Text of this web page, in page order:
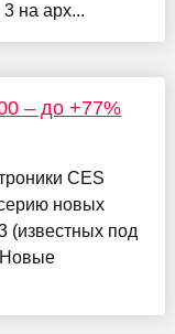
на арх...
– до +77%
CES
новых
(известных под
Новые